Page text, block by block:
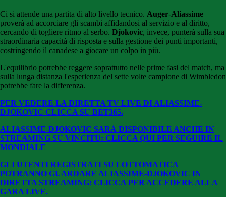
Ci si attende una partita di alto livello tecnico. Auger-Aliassime
proverà ad accorciare gli scambi affidandosi al servizio e al diritto,
cercando di togliere ritmo al serbo. Djokovic, invece, punterà sulla sua
straordinaria capacità di risposta e sulla gestione dei punti importanti,
costringendo il canadese a giocare un colpo in più.
L'equilibrio potrebbe reggere soprattutto nelle prime fasi del match, ma
sulla lunga distanza l'esperienza del sette volte campione di Wimbledon
potrebbe fare la differenza.
PER VEDERE LA DIRETTA TV LIVE DI ALIASSIME-
DJOKOVIC CLICCA SU BET365.
ALIASSIME-DJOKOVIC SARÀ DISPONIBILE ANCHE IN
STREAMING SU VINCITÙ: CLICCA QUI PER SEGUIRE IL
MONDIALE
GLI UTENTI REGISTRATI SU LOTTOMATICA
POTRANNO GUARDARE ALIASSIME-DJOKOVIC IN
DIRETTA STREAMING: CLICCA PER ACCEDERE ALLA
GARA LIVE.